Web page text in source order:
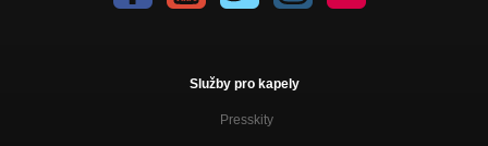
Služby pro kapely
Presskity